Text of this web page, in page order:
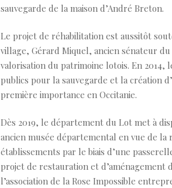
sauvegarde de la maison d’André Breton.
Le projet de réhabilitation est aussitôt
village, Gérard Miquel, ancien sénateur
valorisation du patrimoine lotois. En 2014,
publics pour la sauvegarde et la création
première importance en Occitanie.
Dès 2019, le département du Lot met à
ancien musée départemental en vue de la
établissements par le biais d’une
projet de restauration et d’aménagement
l’association de la Rose Impossible